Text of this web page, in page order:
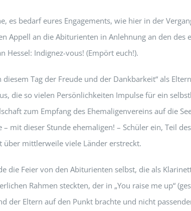
es bedarf eures Engagements, wie hier in der
Appell an die Abiturienten in Anlehnung an den des
Hessel: Indignez-vous! (Empört euch!).
diesem Tag der Freude und der Dankbarkeit“ als
die so vielen Persönlichkeiten Impulse für ein
zum Empfang des Ehemaligenvereins auf die
mit dieser Stunde ehemaligen! – Schüler ein, Teil
über mittlerweile viele Länder erstreckt.
die Feier von den Abiturienten selbst, die als
Rahmen steckten, der in „You raise me up“
der Eltern auf den Punkt brachte und nicht